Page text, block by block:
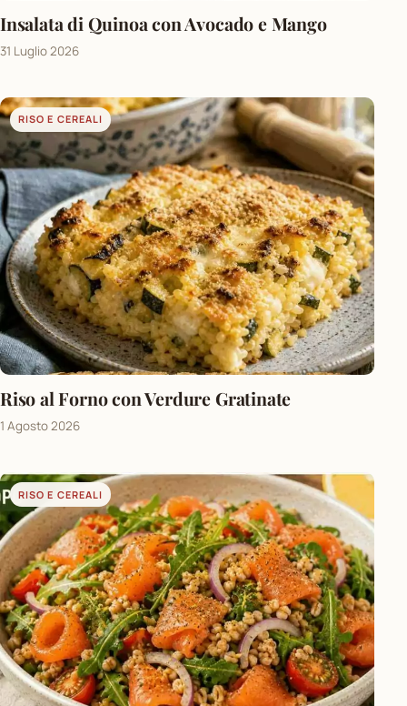
Insalata di Quinoa con Avocado e Mango
31 Luglio 2026
RISO E CEREALI
Riso al Forno con Verdure Gratinate
1 Agosto 2026
RISO E CEREALI